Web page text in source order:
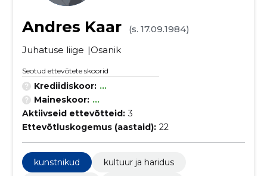
Andres Kaar
(s. 17.09.1984)
Juhatuse liige
Osanik
Seotud ettevõtete skoorid
Krediidiskoor: ...
Maineskoor: ...
Aktiivseid ettevõtteid: 3
Ettevõtluskogemus (aastaid): 22
kunstnikud
kultuur ja haridus